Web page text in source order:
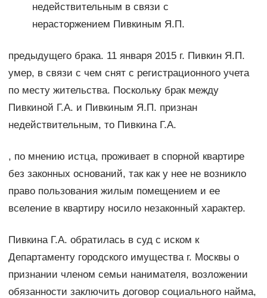
недействительным в связи с
нерасторжением Пивкиным Я.П.
предыдущего брака. 11 января 2015 г. Пивкин Я.П.
умер, в связи с чем снят с регистрационного учета
по месту жительства. Поскольку брак между
Пивкиной Г.А. и Пивкиным Я.П. признан
недействительным, то Пивкина Г.А.
, по мнению истца, проживает в спорной квартире
без законных оснований, так как у нее не возникло
право пользования жилым помещением и ее
вселение в квартиру носило незаконный характер.
Пивкина Г.А. обратилась в суд с иском к
Департаменту городского имущества г. Москвы о
признании членом семьи нанимателя, возложении
обязанности заключить договор социального найма,